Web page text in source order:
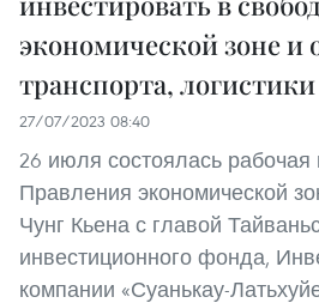
экономической зоне и
транспорта, логистики
27/07/2023 08:40
26 июля состоялась рабочая
Правления экономической
Чунг Кьена с главой
инвестиционного фонда,
компании «Суанькау-